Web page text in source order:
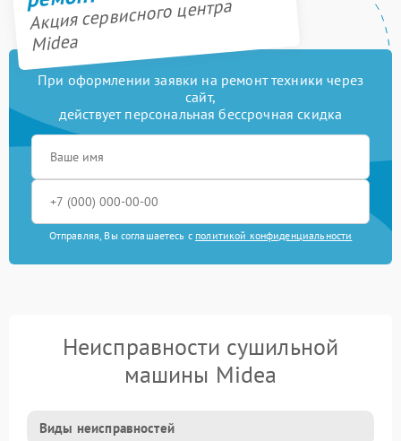
Акция сервисного центра
Midea
При оформлении заявки на ремонт техники через
сайт,
действует персональная бессрочная скидка
Отправляя, Вы соглашаетесь с политикой конфиденциальности
Неисправности сушильной
машины Midea
Виды неисправностей